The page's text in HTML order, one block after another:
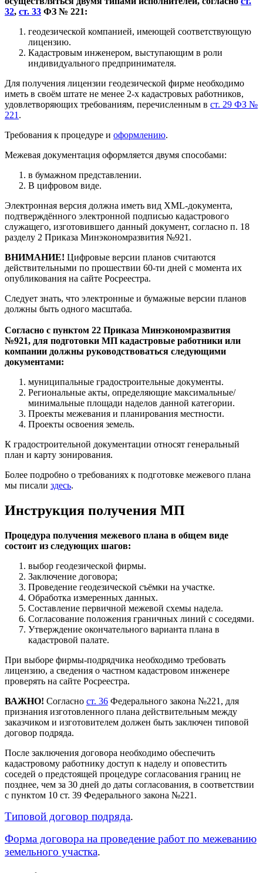
32, ст. 33 ФЗ № 221:
геодезической компанией, имеющей соответствующую
лицензию.
Кадастровым инженером, выступающим в роли
индивидуального предпринимателя.
Для получения лицензии геодезической фирме необходимо
иметь в своём штате не менее 2-х кадастровых работников,
удовлетворяющих требованиям, перечисленным в ст. 29 ФЗ №
221 .
Требования к процедуре и оформлению.
Межевая документация оформляется двумя способами:
в бумажном представлении.
В цифровом виде.
Электронная версия должна иметь вид XML-документа,
подтверждённого электронной подписью кадастрового
служащего, изготовившего данный документ, согласно п. 18
разделу 2 Приказа Минэкономразвития №921.
ВНИМАНИЕ! Цифровые версии планов считаются
действительными по прошествии 60-ти дней с момента их
опубликования на сайте Росреестра.
Следует знать, что электронные и бумажные версии планов
должны быть одного масштаба.
Согласно с пунктом 22 Приказа Минэкономразвития
№921, для подготовки МП кадастровые работники или
компании должны руководствоваться следующими
документами:
муниципальные градостроительные документы.
Региональные акты, определяющие максимальные/
минимальные площади наделов данной категории.
Проекты межевания и планирования местности.
Проекты освоения земель.
К градостроительной документации относят генеральный
план и карту зонирования.
Более подробно о требованиях к подготовке межевого плана
мы писали здесь.
Инструкция получения МП
Процедура получения межевого плана в общем виде
состоит из следующих шагов:
выбор геодезической фирмы.
Заключение договора;
Проведение геодезической съёмки на участке.
Обработка измеренных данных.
Составление первичной межевой схемы надела.
Согласование положения граничных линий с соседями.
Утверждение окончательного варианта плана в
кадастровой палате.
При выборе фирмы-подрядчика необходимо требовать
лицензию, а сведения о частном кадастровом инженере
проверять на сайте Росреестра.
ВАЖНО! Согласно ст. 36 Федерального закона №221, для
признания изготовленного плана действительным между
заказчиком и изготовителем должен быть заключен типовой
договор подряда.
После заключения договора необходимо обеспечить
кадастровому работнику доступ к наделу и оповестить
соседей о предстоящей процедуре согласования границ не
позднее, чем за 30 дней до даты согласования, в соответствии
с пунктом 10 ст. 39 Федерального закона №221.
Типовой договор подряда.
Форма договора на проведение работ по межеванию
земельного участка.